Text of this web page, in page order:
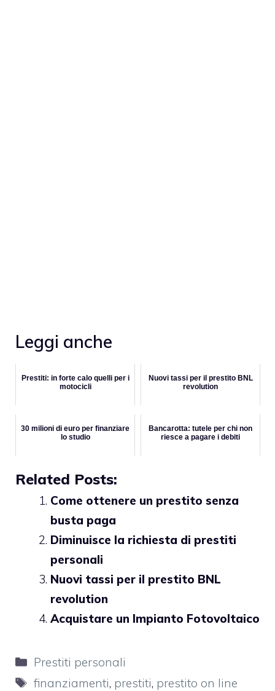
Leggi anche
Prestiti: in forte calo quelli per i
motocicli
Nuovi tassi per il prestito BNL
revolution
30 milioni di euro per finanziare
lo studio
Bancarotta: tutele per chi non
riesce a pagare i debiti
Related Posts:
Come ottenere un prestito senza
busta paga
Diminuisce la richiesta di prestiti
personali
Nuovi tassi per il prestito BNL
revolution
Acquistare un Impianto Fotovoltaico
Categorie
Prestiti personali
Tag
finanziamenti, prestiti, prestito on line